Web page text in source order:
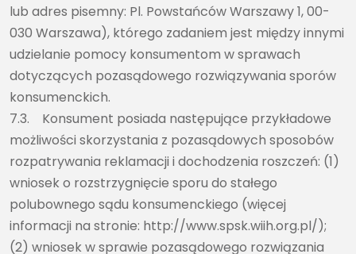
lub adres pisemny: Pl. Powstańców Warszawy 1, 00-
030 Warszawa), którego zadaniem jest między innymi
udzielanie pomocy konsumentom w sprawach
dotyczących pozasądowego rozwiązywania sporów
konsumenckich.
7.3. Konsument posiada następujące przykładowe
możliwości skorzystania z pozasądowych sposobów
rozpatrywania reklamacji i dochodzenia roszczeń: (1)
wniosek o rozstrzygnięcie sporu do stałego
polubownego sądu konsumenckiego (więcej
informacji na stronie: http://www.spsk.wiih.org.pl/);
(2) wniosek w sprawie pozasądowego rozwiązania